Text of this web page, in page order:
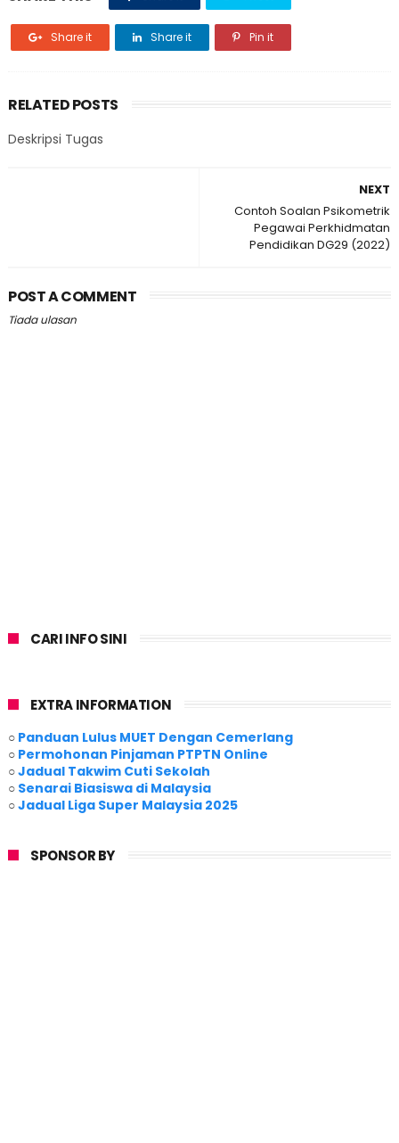
Share it Share it Pin it
RELATED POSTS
Deskripsi Tugas
NEXT
Contoh Soalan Psikometrik
Pegawai Perkhidmatan
Pendidikan DG29 (2022)
POST A COMMENT
Tiada ulasan
CARI INFO SINI
EXTRA INFORMATION
○ Panduan Lulus MUET Dengan Cemerlang
○ Permohonan Pinjaman PTPTN Online
○Jadual Takwim Cuti Sekolah
○ Senarai Biasiswa di Malaysia
○Jadual Liga Super Malaysia 2025
SPONSOR BY